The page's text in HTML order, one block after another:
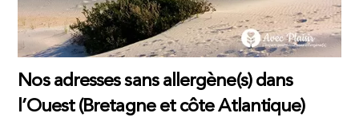
Nos adresses sans allergène(s) dans
l’Ouest (Bretagne et côte Atlantique)